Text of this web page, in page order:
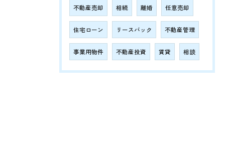
不動産売却 相続 離婚 任意売却
住宅ローン リースバック 不動産管理
事業用物件 不動産投資 賃貸 相談